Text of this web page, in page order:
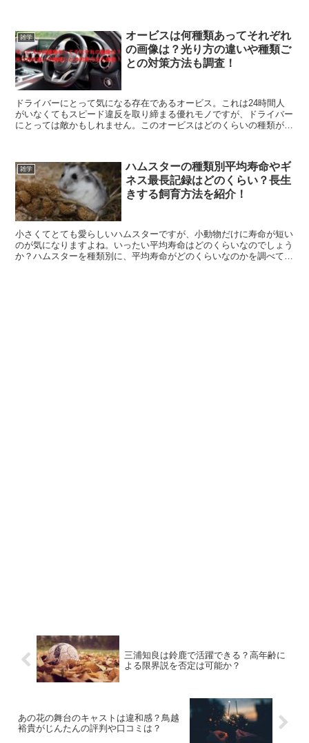
雑学
オービスは何種類あってそれぞれ
の画像は？光り方の違いや種類ご
との対策方法も調査！
ドライバーにとって気になる存在であるオービス。これは24時間人
がいなくてもスピード違反を取り締まる優れモノですが、ドライバー
にとっては敵かもしれません。このオービスはどのくらいの種類があ
雑学
ハムスターの種類別平均寿命やギ
ネス最長記録はどのくらい？長生
きする飼育方法を紹介！
小さくてとても愛らしいハムスターですが、小動物だけに寿命が短い
のが気になりますよね。いったい平均寿命はどのくらいなのでしょう
か？ハムスターを種類別に、平均寿命がどのくらいなのかを調べてみ
三浦知良は鈴鹿で活躍できる？高年齢に
よる限界説を否定は可能か？
あの花の舞台のキャストは違和感？鳥越
裕貴がじんたんの評判や口コミは？